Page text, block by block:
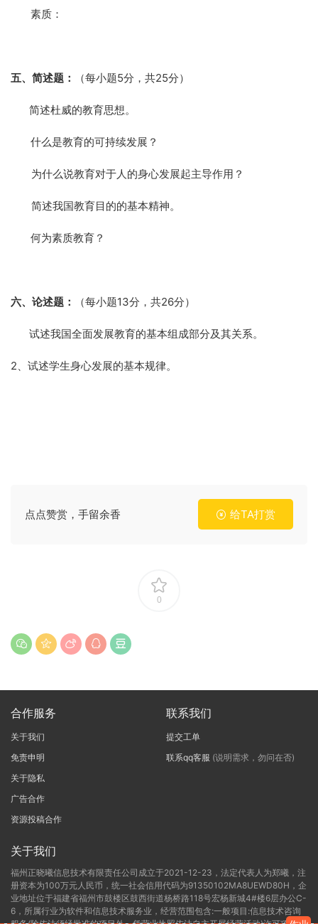
5． 素质：
五、简述题： （每小题5分，共25分）
1． 简述杜威的教育思想。
2． 什么是教育的可持续发展？
3． 为什么说教育对于人的身心发展起主导作用？
4． 简述我国教育目的的基本精神。
5． 何为素质教育？
六、论述题： （每小题13分，共26分）
1． 试述我国全面发展教育的基本组成部分及其关系。
2、试述学生身心发展的基本规律。
点点赞赏，手留余香 给TA打赏
0
合作服务
关于我们
免责申明
关于隐私
广告合作
资源投稿合作
联系我们
提交工单
联系qq客服 (说明需求，勿问在否)
关于我们
福州正晓曦信息技术有限责任公司成立于2021-12-23，法定代表人为郑曦，注
册资本为100万元人民币，统一社会信用代码为91350102MA8UEWD80H，企
业地址位于福建省福州市鼓楼区鼓西街道杨桥路118号宏杨新城4#楼6层办公C-
6，所属行业为软件和信息技术服务业，经营范围包含:一般项目:信息技术咨询